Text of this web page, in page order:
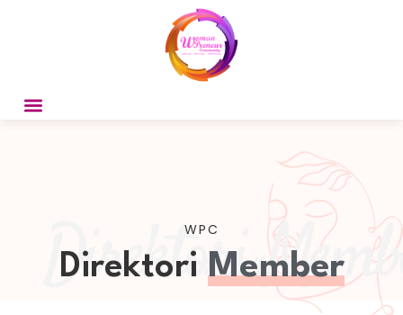
Direktori
WPC
Direktori Member